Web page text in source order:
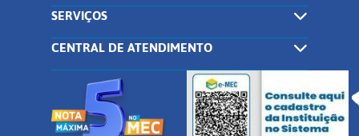
SERVIÇOS
CENTRAL DE ATENDIMENTO